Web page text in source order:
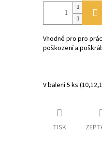
Vhodné pro pro
poškození a
V balení 5 ks
TISK